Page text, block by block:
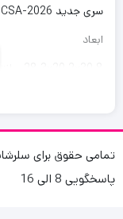
سری جدید CSA-2026 با عمر باتری طولانی
ابعاد
12500 گرم
ظرفیت باتری
۸۵۰۰۰ میلی‌آمپر‌ساعت
پاسخگویی 8 الی 16